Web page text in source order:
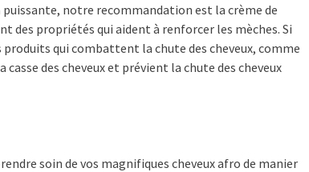
notre recommandation est la crème de
des propriétés qui aident à renforcer les mèches. Si
qui combattent la chute des cheveux, comme
des cheveux et prévient la chute des cheveux
soin de vos magnifiques cheveux afro de manier